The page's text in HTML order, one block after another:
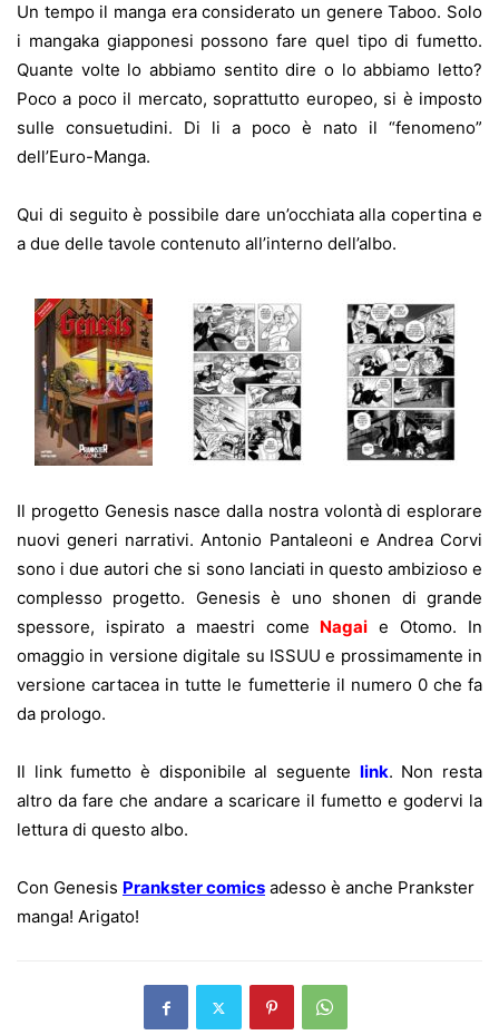
Un tempo il manga era considerato un genere Taboo. Solo
i mangaka giapponesi possono fare quel tipo di fumetto.
Quante volte lo abbiamo sentito dire o lo abbiamo letto?
Poco a poco il mercato, soprattutto europeo, si è imposto
sulle consuetudini. Di li a poco è nato il “fenomeno”
dell’Euro-Manga.
Qui di seguito è possibile dare un’occhiata alla copertina e
a due delle tavole contenuto all’interno dell’albo.
Il progetto Genesis nasce dalla nostra volontà di esplorare
nuovi generi narrativi. Antonio Pantaleoni e Andrea Corvi
sono i due autori che si sono lanciati in questo ambizioso e
complesso progetto. Genesis è uno shonen di grande
spessore, ispirato a maestri come Nagai e Otomo. In
omaggio in versione digitale su ISSUU e prossimamente in
versione cartacea in tutte le fumetterie il numero 0 che fa
da prologo.
Il link fumetto è disponibile al seguente link. Non resta
altro da fare che andare a scaricare il fumetto e godervi la
lettura di questo albo.
Con Genesis Prankster comics adesso è anche Prankster
manga! Arigato!